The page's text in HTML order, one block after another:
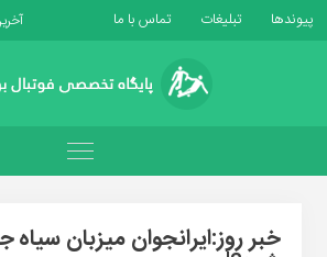
پیوندها تبلیغات تماس با ما آخرین
خبر روز:ایرانجوان میزبان